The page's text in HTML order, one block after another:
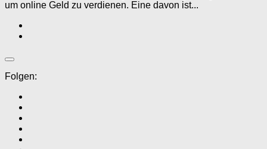
um online Geld zu verdienen. Eine davon ist...
Folgen: